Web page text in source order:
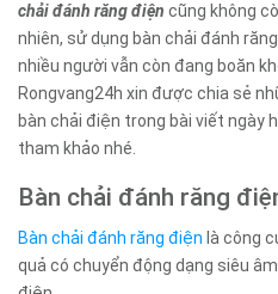
chải đánh răng điện cũng không
nhiên, sử dụng bàn chải đánh
nhiều người vẫn còn đang boăn
Rongvang24h xin được chia sẻ
bàn chải điện trong bài viết ngày
tham khảo nhé.
Bàn chải đánh răng
Bàn chải đánh răng điện là công
quả có chuyển động dạng siêu